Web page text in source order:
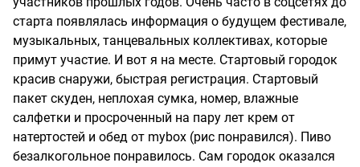
старта появлялась информация о будущем фестивале,
музыкальных, танцевальных коллективах, которые
примут участие. И вот я на месте. Стартовый городок
красив снаружи, быстрая регистрация. Стартовый
пакет скуден, неплохая сумка, номер, влажные
салфетки и просроченный на пару лет крем от
натертостей и обед от mybox (рис понравился). Пиво
безалкогольное понравилось. Сам городок оказался